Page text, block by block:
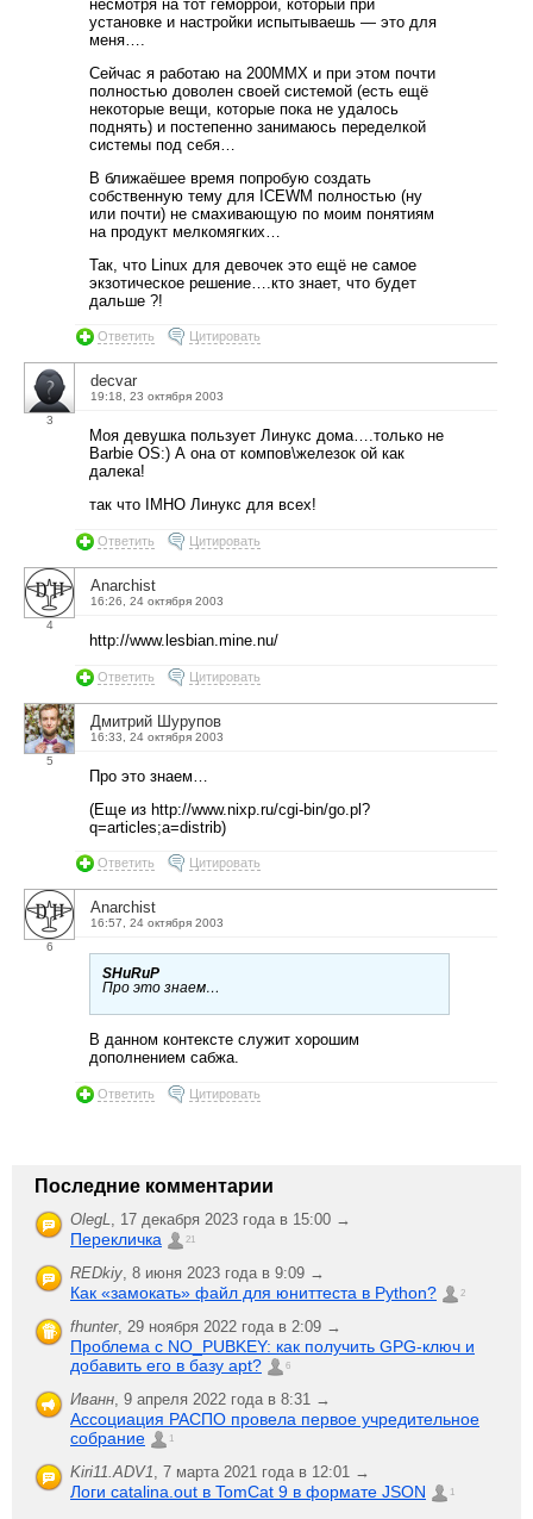
несмотря на тот геморрой, который при
установке и настройки испытываешь — это для
меня….
Сейчас я работаю на 200MMX и при этом почти
полностью доволен своей системой (есть ещё
некоторые вещи, которые пока не удалось
поднять) и постепенно занимаюсь переделкой
системы под себя…
В ближаёшее время попробую создать
собственную тему для ICEWM полностью (ну
или почти) не смахивающую по моим понятиям
на продукт мелкомягких…
Так, что Linux для девочек это ещё не самое
экзотическое решение….кто знает, что будет
дальше ?!
Ответить Цитировать
3
decvar
19:18, 23 октября 2003
Моя девушка пользует Линукс дома….только не
Barbie OS:) А она от компов\железок ой как
далека!
так что IMHO Линукс для всех!
Ответить Цитировать
4
Anarchist
16:26, 24 октября 2003
http://www.lesbian.mine.nu/
Ответить Цитировать
5
Дмитрий Шурупов
16:33, 24 октября 2003
Про это знаем…
(Еще из http://www.nixp.ru/cgi-bin/go.pl?
q=articles;a=distrib)
Ответить Цитировать
6
Anarchist
16:57, 24 октября 2003
SHuRuP
Про это знаем…
В данном контексте служит хорошим
дополнением сабжа.
Ответить Цитировать
Последние комментарии
OlegL 17 декабря 2023 года в 15:00 →
Перекличка 21
REDkiy 8 июня 2023 года в 9:09 →
Как «замокать» файл для юниттеста в Python? 2
fhunter, 29 ноября 2022 года в 2:09 →
Проблема с NO_PUBKEY: как получить GPG-ключ и
добавить его в базу apt?
6
Иванн 9 апреля 2022 года в 8:31 →
Ассоциация РАСПО провела первое учредительное
собрание
1
Kiri11.ADV1 7 марта 2021 года в 12:01 →
Логи catalina.out в TomCat 9 в формате JSON 1